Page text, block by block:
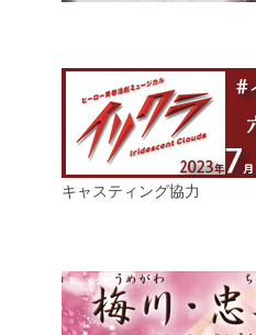
キャスティング協力